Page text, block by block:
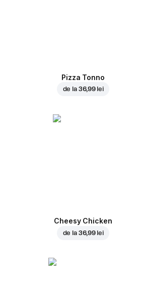
Pizza Tonno
de la 36,99 lei
Cheesy Chicken
de la 36,99 lei